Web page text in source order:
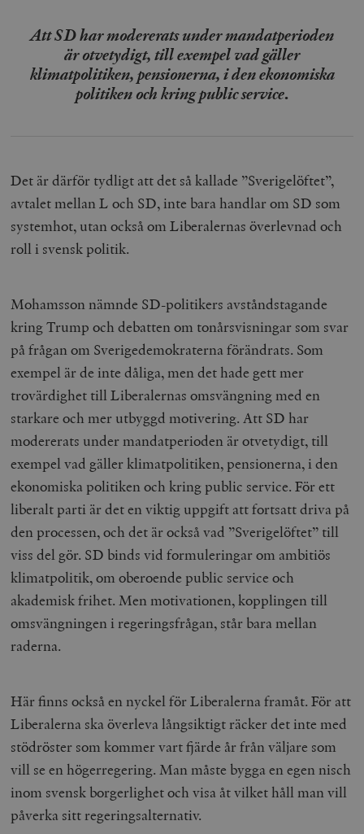
Att SD har modererats under mandatperioden
är otvetydigt, till exempel vad gäller
klimatpolitiken, pensionerna, i den ekonomiska
politiken och kring public service.
Det är därför tydligt att det så kallade ”Sverigelöftet”,
avtalet mellan L och SD, inte bara handlar om SD som
systemhot, utan också om Liberalernas överlevnad och
roll i svensk politik.
Mohamsson nämnde SD-politikers avståndstagande
kring Trump och debatten om tonårsvisningar som svar
på frågan om Sverigedemokraterna förändrats. Som
exempel är de inte dåliga, men det hade gett mer
trovärdighet till Liberalernas omsvängning med en
starkare och mer utbyggd motivering. Att SD har
modererats under mandatperioden är otvetydigt, till
exempel vad gäller klimatpolitiken, pensionerna, i den
ekonomiska politiken och kring public service. För ett
liberalt parti är det en viktig uppgift att fortsatt driva på
den processen, och det är också vad ”Sverigelöftet” till
viss del gör. SD binds vid formuleringar om ambitiös
klimatpolitik, om oberoende public service och
akademisk frihet. Men motivationen, kopplingen till
omsvängningen i regeringsfrågan, står bara mellan
raderna.
Här finns också en nyckel för Liberalerna framåt. För att
Liberalerna ska överleva långsiktigt räcker det inte med
stödröster som kommer vart fjärde år från väljare som
vill se en högerregering. Man måste bygga en egen nisch
inom svensk borgerlighet och visa åt vilket håll man vill
påverka sitt regeringsalternativ.